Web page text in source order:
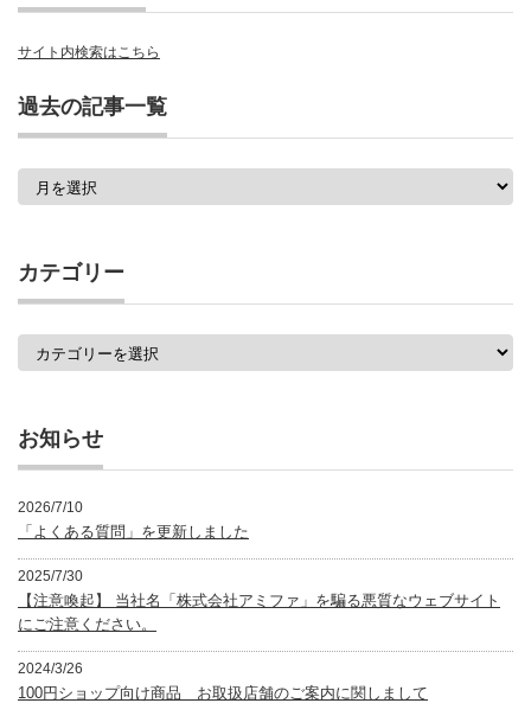
サイト内検索はこちら
過去の記事一覧
一
覧
カテゴリー
お知らせ
2026/7/10
「よくある質問」を更新しました
2025/7/30
【注意喚起】 当社名「株式会社アミファ」を騙る悪質なウェブサイト
にご注意ください。
2024/3/26
100円ショップ向け商品 お取扱店舗のご案内に関しまして